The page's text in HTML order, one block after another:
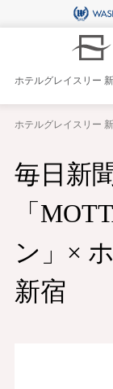
ホテルグレイスリー
ホテルグレイスリー
毎日新
「
ン」×
新宿